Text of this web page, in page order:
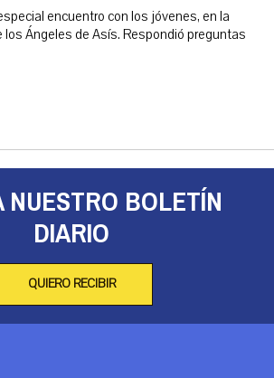
encuentro con los jóvenes, en la
los Ángeles de Asís. Respondió preguntas
BOLETÍN
DIARIO
QUIERO RECIBIR